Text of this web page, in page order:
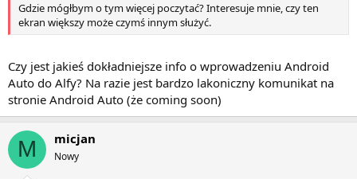
Gdzie mógłbym o tym więcej poczytać? Interesuje mnie, czy ten
ekran większy może czymś innym służyć.
Czy jest jakieś dokładniejsze info o wprowadzeniu Android
Auto do Alfy? Na razie jest bardzo lakoniczny komunikat na
stronie Android Auto (że coming soon)
M micjan
Nowy